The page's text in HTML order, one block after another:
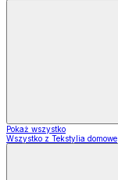
Pokaż wszystko
Wszystko z Tekstylia domowe